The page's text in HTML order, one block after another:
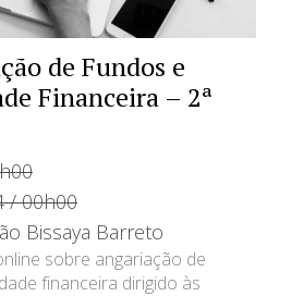
de Fundos e
Financeira – 2ª
/ 00h00
Bissaya Barreto
sobre angariação de
financeira dirigido às